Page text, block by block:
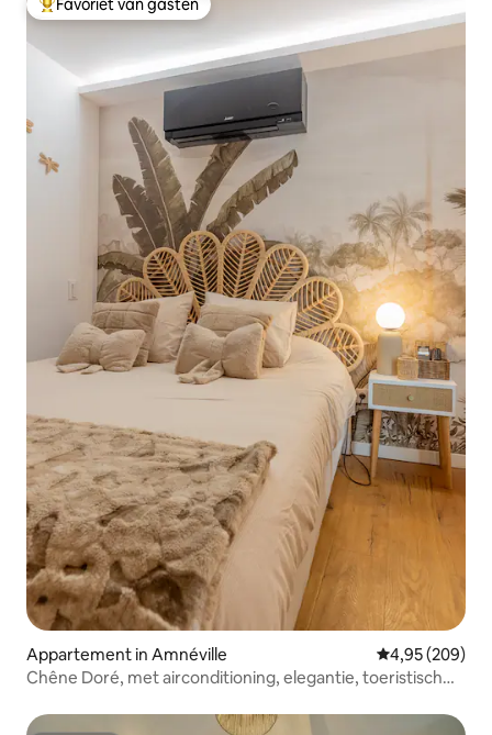
Topfavoriet van gasten
Favoriet van gasten
Appartement in Amnéville Gemiddelde
4,95 (209)
Chêne Doré, met airconditioning, elegantie, toeristisch